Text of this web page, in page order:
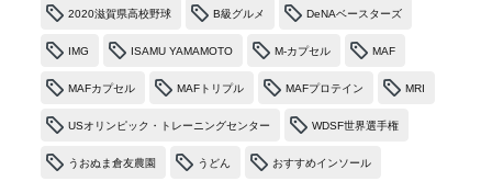
2020滋賀県高校野球 B級グルメ DeNAベースターズ
IMG ISAMU YAMAMOTO M-カプセル MAF
MAFカプセル MAFトリプル MAFプロテイン MRI
USオリンピック・トレーニングセンター WDSF世界選手権
うおぬま倉友農園 うどん おすすめインソール